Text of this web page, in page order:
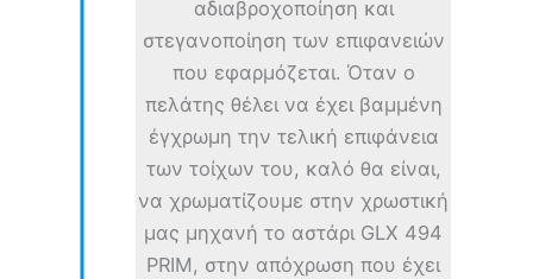
αδιαβροχοποίηση και
στεγανοποίηση των επιφανειών
που εφαρμόζεται. Όταν ο
πελάτης θέλει να έχει βαμμένη
έγχρωμη την τελική επιφάνεια
των τοίχων του, καλό θα είναι,
να χρωματίζουμε στην χρωστική
μας μηχανή το αστάρι GLX 494
PRIM, στην απόχρωση που έχει